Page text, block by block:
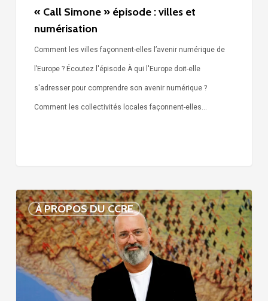
« Call Simone » épisode : villes et
numérisation
Comment les villes façonnent-elles l’avenir numérique de
l’Europe ? Écoutez l'épisode À qui l'Europe doit-elle
s'adresser pour comprendre son avenir numérique ?
Comment les collectivités locales façonnent-elles…
À PROPOS DU CCRE
Voix
de
nos
75
ans
d’histoire